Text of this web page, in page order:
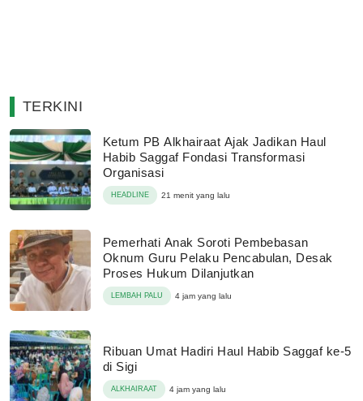
TERKINI
Ketum PB Alkhairaat Ajak Jadikan Haul
Habib Saggaf Fondasi Transformasi
Organisasi
HEADLINE 21 menit yang lalu
Pemerhati Anak Soroti Pembebasan
Oknum Guru Pelaku Pencabulan, Desak
Proses Hukum Dilanjutkan
LEMBAH PALU 4 jam yang lalu
Ribuan Umat Hadiri Haul Habib Saggaf ke-5
di Sigi
ALKHAIRAAT 4 jam yang lalu